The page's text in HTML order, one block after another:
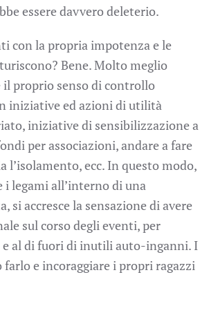
essere davvero deleterio.
con la propria impotenza e le
Bene. Molto meglio
proprio senso di controllo
iniziative ed azioni di utilità
iniziative di sensibilizzazione a
per associazioni, andare a fare
l’isolamento, ecc. In questo modo,
legami all’interno di una
si accresce la sensazione di avere
sul corso degli eventi, per
e al di fuori di inutili auto-inganni. I
e incoraggiare i propri ragazzi